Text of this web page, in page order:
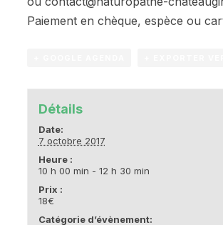
Paiement en chèque, espèce ou
Détails
Date:
7 octobre 2017
Heure :
10 h 00 min - 12 h 30 min
Prix :
18€
Catégorie d’évènement: